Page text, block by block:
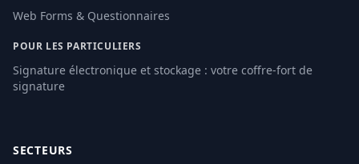
Web Forms & Questionnaires
POUR LES PARTICULIERS
Signature électronique et stockage : votre coffre-fort de
signature
SECTEURS